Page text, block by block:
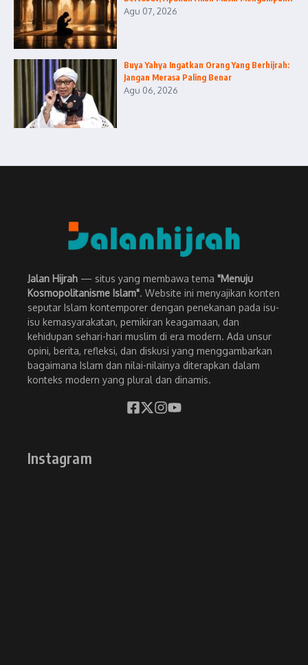
Agu 07, 2026
Buya Yahya Ingatkan Orang Yang Berhijrah:
Jangan Merasa Paling Benar
Agu 06, 2026
Jalan Hijrah — situs yang membawa tema "Menuju
Kosmopolitanisme Islam". Website ini menyajikan konten
seputar Islam kontemporer dengan penekanan pada isu-
isu kemasyarakatan, pemikiran keagamaan, dan
kehidupan sehari-hari muslim di era modern. Ada unsur
opini, berita, refleksi, dan diskusi yang menggambarkan
bagaimana Islam dan nilai-nilainya diterapkan dalam
konteks modern yang plural dan dinamis.
Instagram